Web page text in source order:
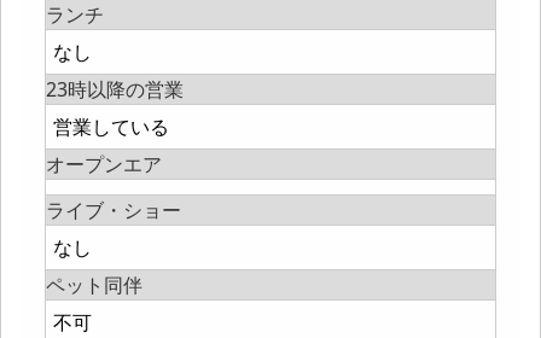
ランチ
なし
23時以降の営業
営業している
オープンエア
ライブ・ショー
なし
ペット同伴
不可